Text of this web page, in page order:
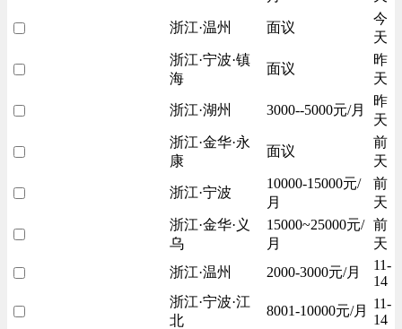
浙江·温州 面议
今
天
浙江·宁波·镇
海
面议
昨
天
浙江·湖州 3000--5000元/月
昨
天
浙江·金华·永
康
面议
前
天
浙江·宁波
10000-15000元/
月
前
天
浙江·金华·义
乌
15000~25000元/
月
前
天
浙江·温州
2000-3000元/月
11-
14
浙江·宁波·江
北
8001-10000元/月
11-
14